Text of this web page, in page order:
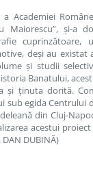
a Academiei
Maiorescu”, și-a
cuprinzătoare,
deși au existat
și studii
Banatului,
și ținuta dorită.
sub egida Centrului
din Cluj-
acestui
DUBINĂ)